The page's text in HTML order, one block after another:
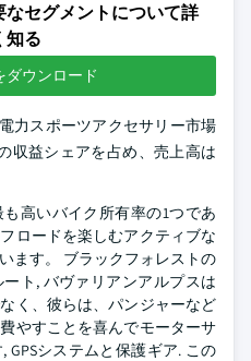
セグメントについて詳
知る
ダウンロード
力スポーツアクセサリー市場
収益シェアを占め、売上高は
高いバイク所有率の1つであ
ロードを楽しむアクティブな
ます。 ブラックフォレストの
ト, バヴァリアンアルプスは
く、彼らは、パンジャーなど
やすことを喜んでモーターサ
GPSシステムと保護ギア. この